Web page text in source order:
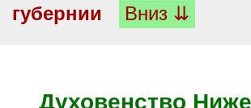
губернии
Вниз ⇊
Духовенство